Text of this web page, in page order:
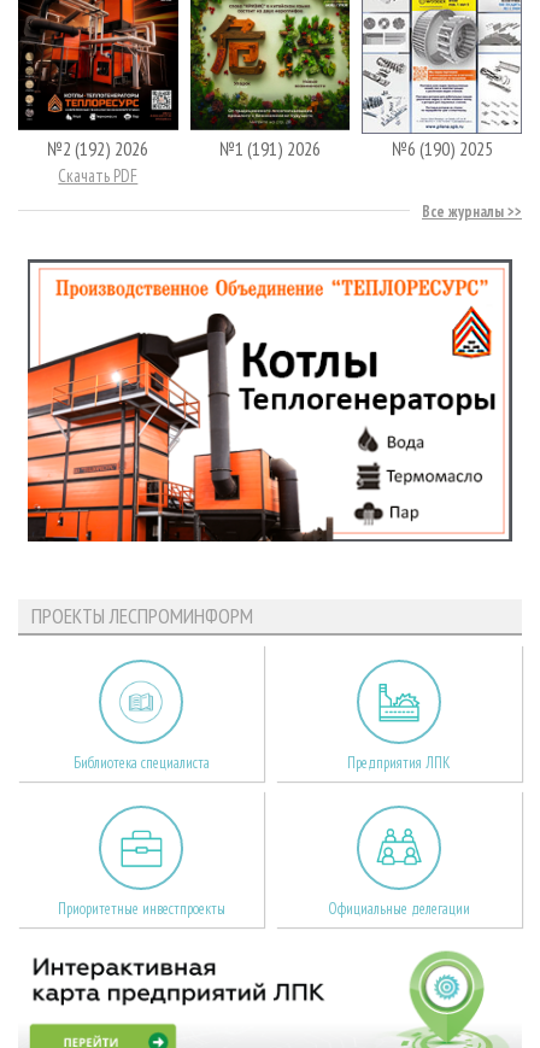
№2 (192) 2026
Скачать PDF
№1 (191) 2026 №6 (190) 2025
Все журналы
ПРОЕКТЫ ЛЕСПРОМИНФОРМ
Библиотека специалиста Предприятия ЛПК
Приоритетные инвестпроекты Официальные делегации